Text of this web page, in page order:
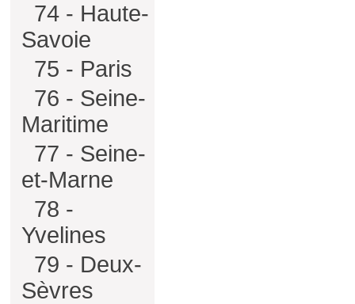
74 - Haute-
Savoie
75 - Paris
76 - Seine-
Maritime
77 - Seine-
et-Marne
78 -
Yvelines
79 - Deux-
Sèvres